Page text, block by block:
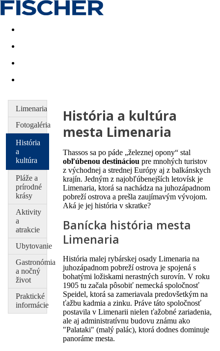
Last minute Dovolenkové kluby
Limenaria
Fotogaléria
História
a
kultúra
Pláže a
prírodné
krásy
Aktivity
a
atrakcie
Ubytovanie
Gastronómia
a nočný
život
Praktické
informácie
História a kultúra
mesta Limenaria
Thassos sa po páde „železnej opony“ stal
obľúbenou destináciou pre mnohých turistov
z východnej a strednej Európy aj z balkánskych
krajín. Jedným z najobľúbenejších letovísk je
Limenaria, ktorá sa nachádza na juhozápadnom
pobreží ostrova a prešla zaujímavým vývojom.
Aká je jej história v skratke?
Banícka história mesta
Limenaria
História malej rybárskej osady Limenaria na
juhozápadnom pobreží ostrova je spojená s
bohatými ložiskami nerastných surovín. V roku
1905 tu začala pôsobiť nemecká spoločnosť
Speidel, ktorá sa zameriavala predovšetkým na
ťažbu kadmia a zinku. Práve táto spoločnosť
postavila v Limenarii nielen ťažobné zariadenia,
ale aj administratívnu budovu známu ako
"Palataki" (malý palác), ktorá dodnes dominuje
panoráme mesta.